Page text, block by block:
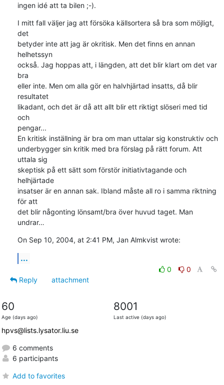
ingen idé att ta bilen ;-).
I mitt fall väljer jag att försöka källsortera så bra som möjligt,
det
betyder inte att jag är okritisk. Men det finns en annan
helhetssyn
också. Jag hoppas att, i längden, att det blir klart om det var
bra
eller inte. Men om alla gör en halvhjärtad insatts, då blir
resultatet
likadant, och det är då att allt blir ett riktigt slöseri med tid
och
pengar...
En kritisk inställning är bra om man uttalar sig konstruktiv och
underbygger sin kritik med bra förslag på rätt forum. Att
uttala sig
skeptisk på ett sätt som förstör initiativtagande och
helhjärtade
insatser är en annan sak. Ibland måste all ro i samma riktning
för att
det blir någonting lönsamt/bra över huvud taget. Man
undrar…
On Sep 10, 2004, at 2:41 PM, Jan Almkvist wrote:
...
0
0
Reply
attachment
60
Age (days ago)
8001
Last active (days ago)
hpvs@lists.lysator.liu.se
6 comments
6 participants
Add to favorites